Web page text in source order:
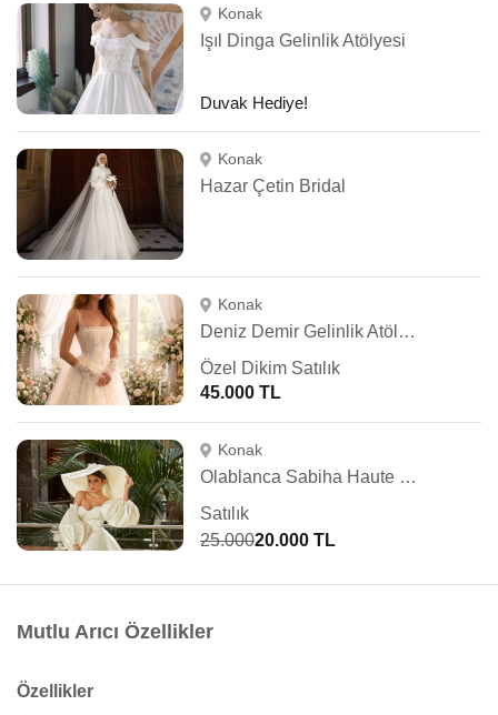
Konak
Işıl Dinga Gelinlik Atölyesi
Duvak Hediye!
Konak
Hazar Çetin Bridal
Konak
Deniz Demir Gelinlik Atölyesi
Özel Dikim Satılık
45.000 TL
Konak
Olablanca Sabiha Haute Couture
Satılık
25.00020.000 TL
Mutlu Arıcı Özellikler
Özellikler